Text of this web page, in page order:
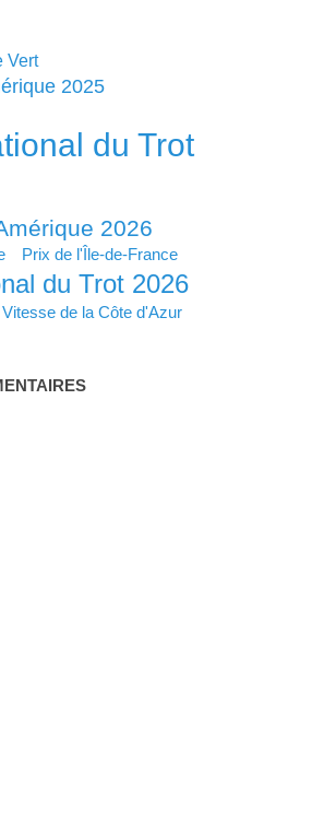
Vert
2025
2026
Prix de l'Île-de-France
du Trot 2026
Vitesse de la Côte d'Azur